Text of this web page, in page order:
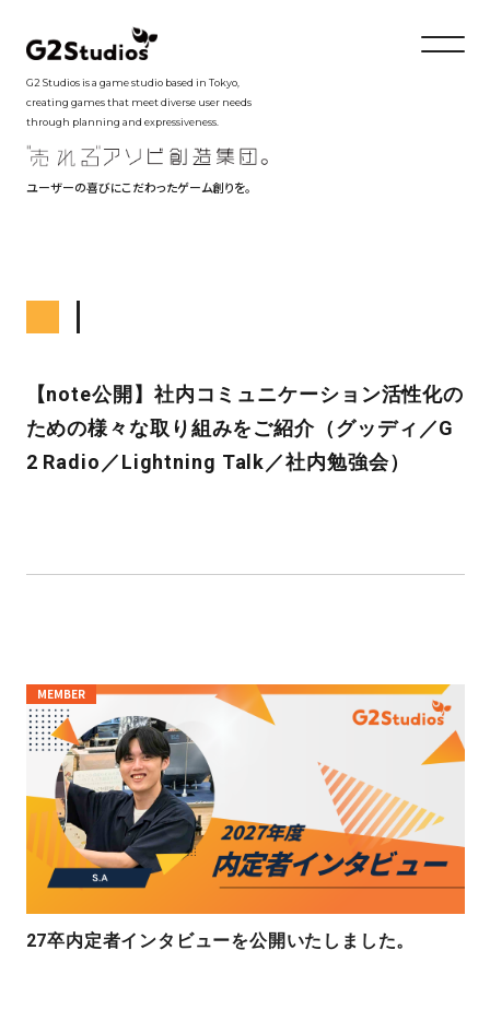
G2 Studios is a game studio based in Tokyo,
creating games that meet diverse user needs
through planning and expressiveness.
ユーザーの喜びにこだわったゲーム創りを。
【note公開】社内コミュニケーション活性化の
ための様々な取り組みをご紹介（グッディ／G
2 Radio／Lightning Talk／社内勉強会）
MEMBER
27卒内定者インタビューを公開いたしました。